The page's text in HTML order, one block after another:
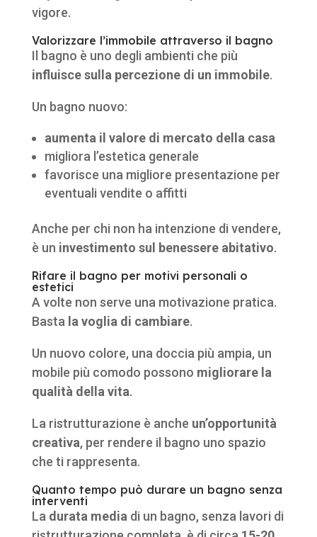
vigore.
Valorizzare l’immobile attraverso il bagno
Il bagno è uno degli ambienti che più
influisce sulla percezione di un immobile.
Un bagno nuovo:
aumenta il valore di mercato della casa
migliora l’estetica generale
favorisce una migliore presentazione per
eventuali vendite o affitti
Anche per chi non ha intenzione di vendere,
è un investimento sul benessere abitativo.
Rifare il bagno per motivi personali o
estetici
A volte non serve una motivazione pratica.
Basta la voglia di cambiare.
Un nuovo colore, una doccia più ampia, un
mobile più comodo possono migliorare la
qualità della vita.
La ristrutturazione è anche un’opportunità
creativa, per rendere il bagno uno spazio
che ti rappresenta.
Quanto tempo può durare un bagno senza
interventi
La durata media di un bagno, senza lavori di